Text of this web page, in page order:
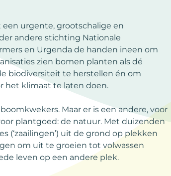
een urgente, grootschalige en
andere stichting Nationale
en Urgenda de handen ineen om
zien bomen planten als dé
biodiversiteit te herstellen én om
het klimaat te laten doen.
Maar er is een andere, voor
plantgoed: de natuur. Met duizenden
(‘zaailingen’) uit de grond op plekken
om uit te groeien tot volwassen
leven op een andere plek.